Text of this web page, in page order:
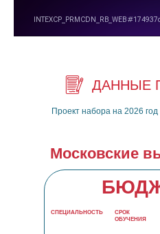
ДАННЫЕ
Проект набора на 2026 год
Московские
СПЕЦИАЛЬНОСТЬ
СРОК
ОБУЧЕНИЯ